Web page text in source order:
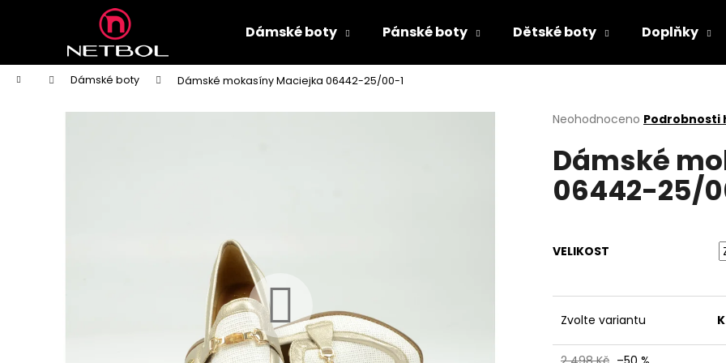
Dámské boty Pánské boty Dětské boty Doplňky
Domů Dámské boty Dámské mokasíny Maciejka 06442-25/00-1
Průměrné
produktu
je
0,0
z
Neohodnoceno Podrobnosti
Dámské
06442-25/
VELIKOST
Zvolte variantu
í
do
obchodu
do
obchodu
Co potřebujete najít?
HLEDAT
DÁMSKÉ PANTOFLE PETER LEGWOOD
PRIMIGI 2418511
RIEKER 44760-